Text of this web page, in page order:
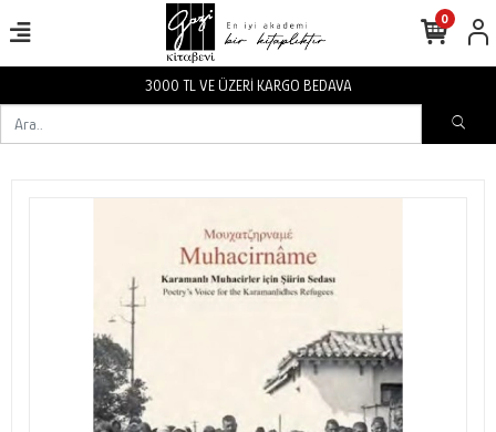
3000 TL VE ÜZERİ KARGO BEDAVA
0